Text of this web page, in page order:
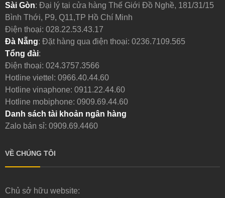
Sài Gòn: Đại lý tại cửa hàng Thế Giới Đồ Nghề, 181/31/15
Bình Thới, P9, Q11,TP Hồ Chí Minh
Điện thoại: 028.22.53.43.17
Đà Nẵng: Đặt hàng qua điện thoại: 0236.7109.565
Tổng đài:
Điện thoại: 024.3757.3566
Hotline viettel: 0966.40.44.60
Hotline vinaphone: 0911.22.44.60
Hotline mobiphone: 0909.69.44.60
Danh sách tài khoản ngân hàng
Zalo bán sỉ: 0909.69.4460
VỀ CHÚNG TÔI
Chủ sở hữu website: